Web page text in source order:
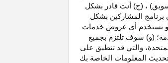
، (ج) أنت قادر بشكل
برنامج المشاركين بشكل
أو تستخدم أي عروض خدمات
(و) سوف تلتزم بجميع
والتي قد تنطبق على
تحديث المعلومات الخاصة بك